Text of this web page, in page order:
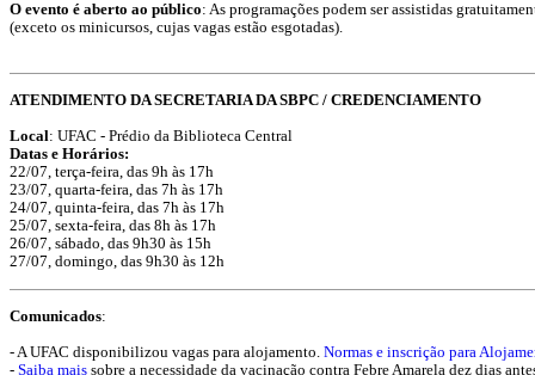
O evento é aberto ao público: As programações podem ser assistidas
(exceto os minicursos, cujas vagas estão esgotadas).
ATENDIMENTO DA SECRETARIA DA SBPC / CREDENCIAMENTO
Local: UFAC - Prédio da Biblioteca Central
Datas e Horários:
22/07, terça-feira, das 9h às 17h
23/07, quarta-feira, das 7h às 17h
24/07, quinta-feira, das 7h às 17h
25/07, sexta-feira, das 8h às 17h
26/07, sábado, das 9h30 às 15h
27/07, domingo, das 9h30 às 12h
Comunicados:
- A UFAC disponibilizou vagas para alojamento. Normas e inscrição para
- Saiba mais sobre a necessidade da vacinação contra Febre Amarela dez dias